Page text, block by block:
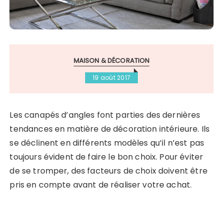
MAISON & DÉCORATION
19 août 2017
Les canapés d’angles font parties des dernières
tendances en matière de décoration intérieure. Ils
se déclinent en différents modèles qu’il n’est pas
toujours évident de faire le bon choix. Pour éviter
de se tromper, des facteurs de choix doivent être
pris en compte avant de réaliser votre achat.